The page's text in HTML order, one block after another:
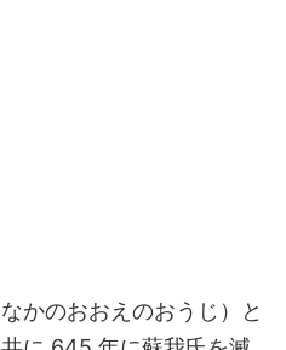
かのおおえのおうじ）と